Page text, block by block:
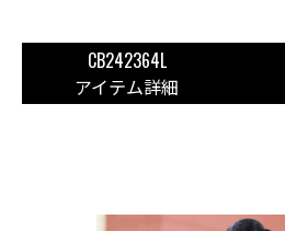
CB242364L
アイテム詳細